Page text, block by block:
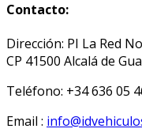
Contacto:
Dirección: PI La Red
CP 41500 Alcalá de
Teléfono: +34 636 05
Email :